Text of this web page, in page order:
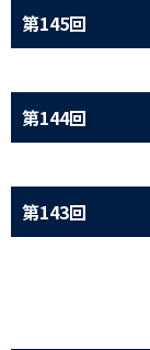
第145回
第144回
第143回